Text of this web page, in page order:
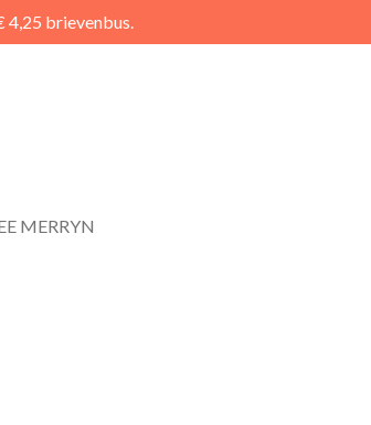
4,25 brievenbus.
MERRYN